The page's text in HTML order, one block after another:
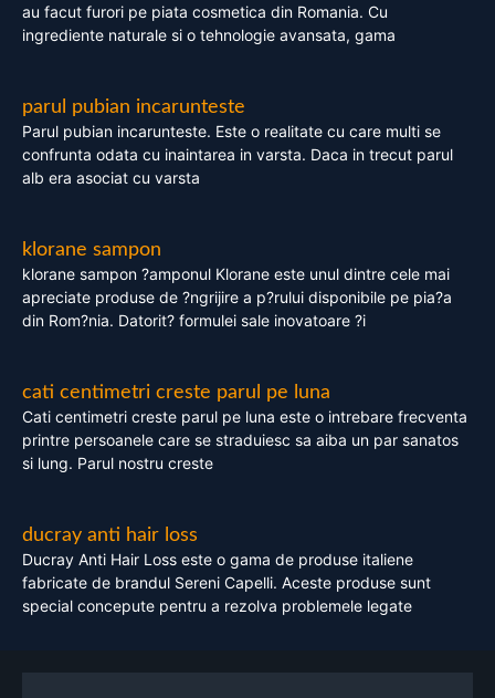
au facut furori pe piata cosmetica din Romania. Cu
ingrediente naturale si o tehnologie avansata, gama
parul pubian incarunteste
Parul pubian incarunteste. Este o realitate cu care multi se
confrunta odata cu inaintarea in varsta. Daca in trecut parul
alb era asociat cu varsta
klorane sampon
klorane sampon ?amponul Klorane este unul dintre cele mai
apreciate produse de ?ngrijire a p?rului disponibile pe pia?a
din Rom?nia. Datorit? formulei sale inovatoare ?i
cati centimetri creste parul pe luna
Cati centimetri creste parul pe luna este o intrebare frecventa
printre persoanele care se straduiesc sa aiba un par sanatos
si lung. Parul nostru creste
ducray anti hair loss
Ducray Anti Hair Loss este o gama de produse italiene
fabricate de brandul Sereni Capelli. Aceste produse sunt
special concepute pentru a rezolva problemele legate